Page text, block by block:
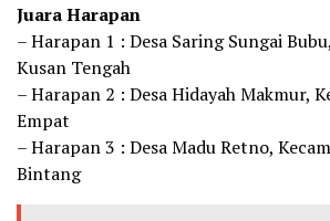
Juara Harapan
– Harapan 1 : Desa Saring Sungai
Kusan Tengah
– Harapan 2 : Desa Hidayah Makmur,
Empat
– Harapan 3 : Desa Madu Retno,
Bintang